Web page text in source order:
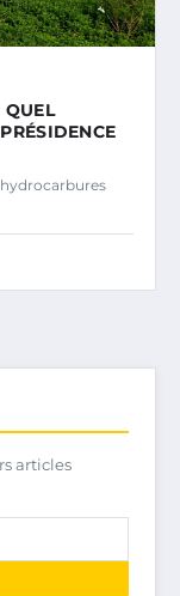
QUEL
articles